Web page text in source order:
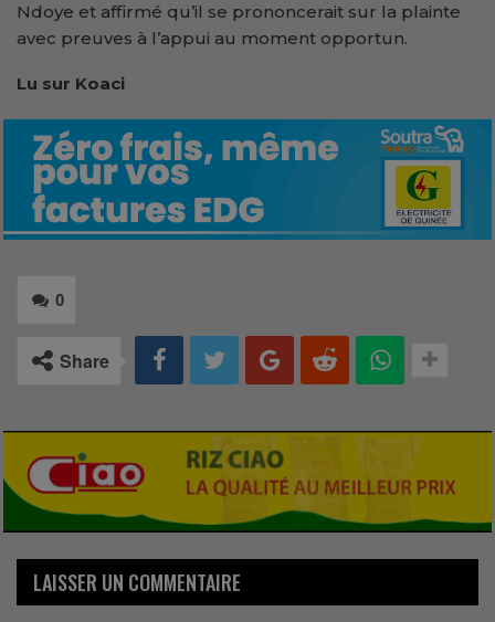
Ndoye et affirmé qu’il se prononcerait sur la plainte
avec preuves à l’appui au moment opportun.
Lu sur Koaci
0
Share
LAISSER UN COMMENTAIRE